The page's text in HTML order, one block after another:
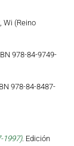
Wi (Reino
978-84-9749-
978-84-8487-
1997). Edición